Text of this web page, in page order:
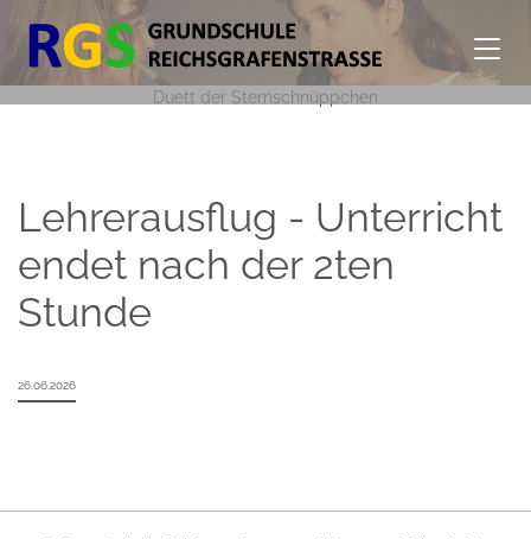
Duett der Sternschnüppchen
Lehrerausflug - Unterricht
endet nach der 2ten
Stunde
26.06.2026